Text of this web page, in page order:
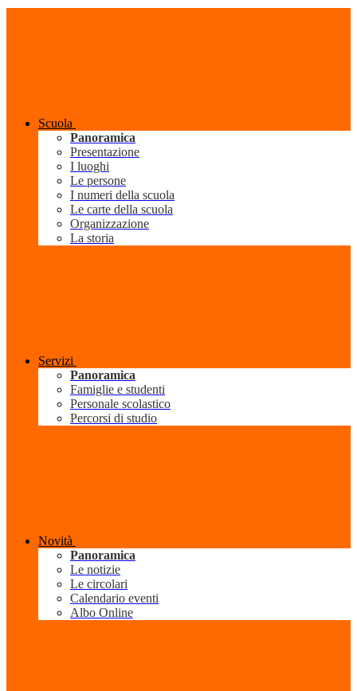
Scuola
Panoramica
Presentazione
I luoghi
Le persone
I numeri della scuola
Le carte della scuola
Organizzazione
La storia
Servizi
Panoramica
Famiglie e studenti
Personale scolastico
Percorsi di studio
Novità
Panoramica
Le notizie
Le circolari
Calendario eventi
Albo Online